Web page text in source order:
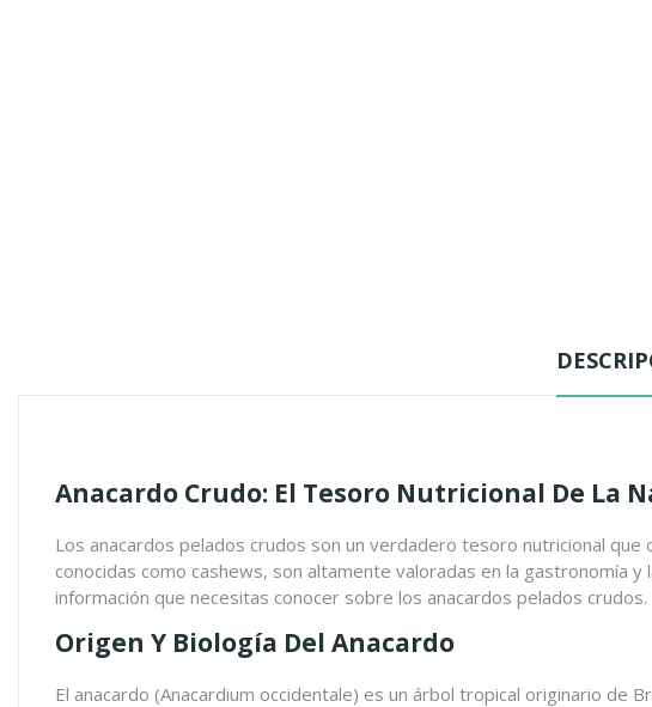
Anacardo Crudo: El Tesoro Nutricional De La
Los anacardos pelados crudos son un verdadero tesoro nutricional
conocidas como cashews, son altamente valoradas en la gastronomía
información que necesitas conocer sobre los anacardos pelados crudos.
Origen Y Biología Del Anacardo
El anacardo (Anacardium occidentale) es un árbol tropical originario de